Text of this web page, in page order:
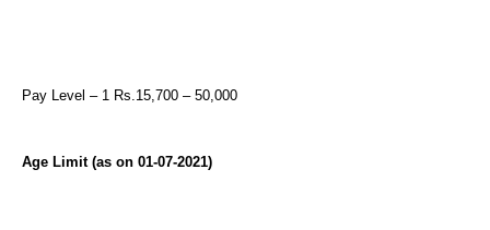
Pay Level – 1 Rs.15,700 – 50,000
Age Limit (as on 01-07-2021)